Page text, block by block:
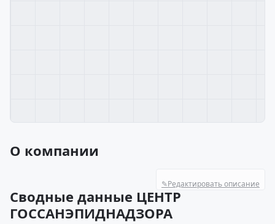
О компании
✎Редактировать описание
Сводные данные ЦЕНТР
ГОССАНЭПИДНАДЗОРА